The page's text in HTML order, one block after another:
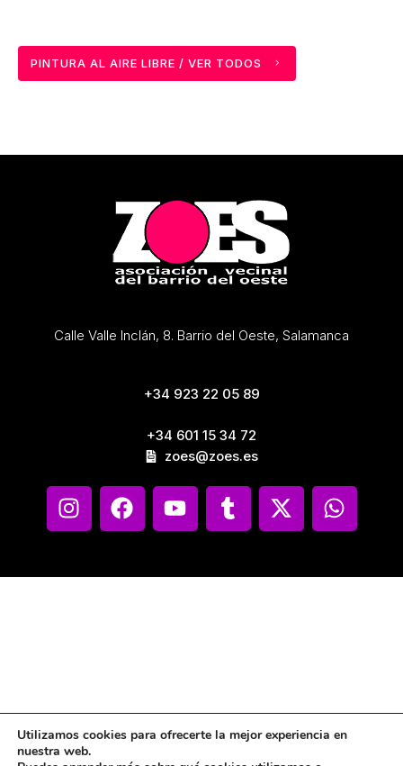
PINTURA AL AIRE LIBRE / VER TODOS
Calle Valle Inclán, 8. Barrio del Oeste, Salamanca
+34 923 22 05 89
+34 601 15 34 72
zoes@zoes.es
Utilizamos cookies para ofrecerte la mejor experiencia en
nuestra web.